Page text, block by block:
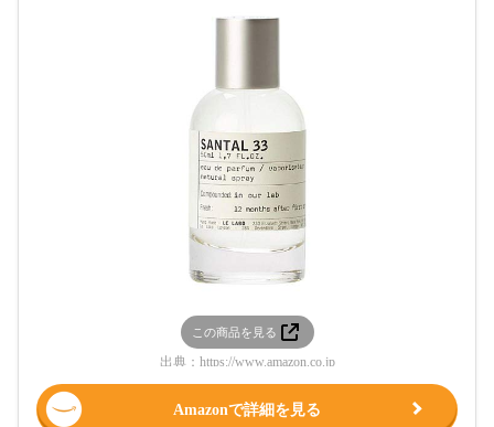
この商品を見る
出典： https://www.amazon.co.jp
Amazonで詳細を見る